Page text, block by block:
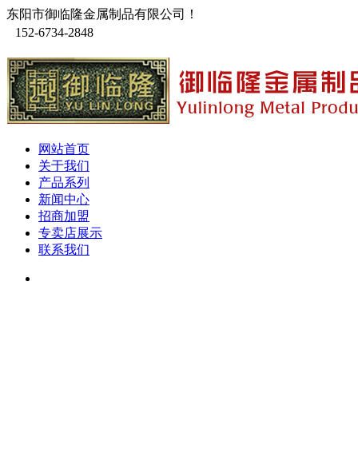
东阳市御临隆金属制品有限公司！
152-6734-2848
网站首页
关于我们
产品系列
新闻中心
招商加盟
专卖店展示
联系我们